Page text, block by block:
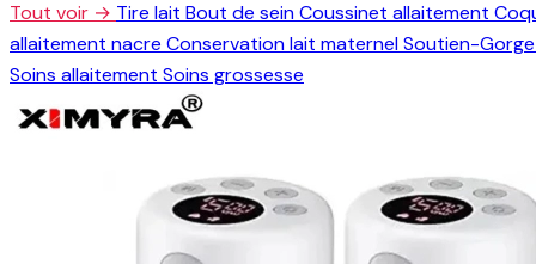
Tout voir → Tire lait Bout de seinCoussinet allaitement
allaitement nacre Conservation lait maternelSoutien-
Soins allaitement Soins grossesse